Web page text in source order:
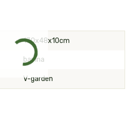
130x48x10cm
bavlna
V-garden